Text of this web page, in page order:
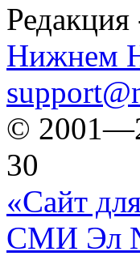
Редакция
Нижнем
©
30
«Сайт
СМИ Эл №